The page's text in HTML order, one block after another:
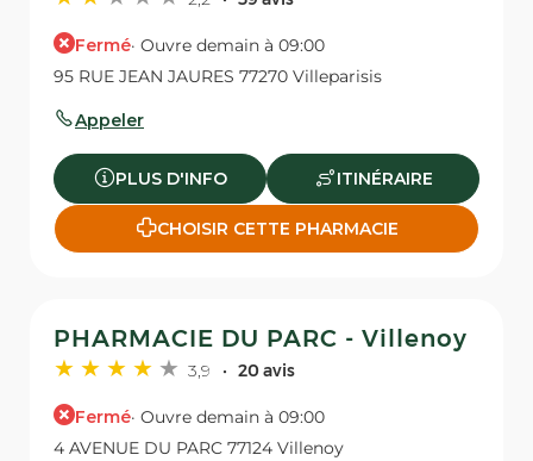
Fermé· Ouvre demain à 09:00
95 RUE JEAN JAURES 77270 Villeparisis
Appeler
PLUS D'INFO ITINÉRAIRE
CHOISIR CETTE PHARMACIE
PHARMACIE DU PARC - Villenoy
3,9 20 avis
Fermé· Ouvre demain à 09:00
4 AVENUE DU PARC 77124 Villenoy